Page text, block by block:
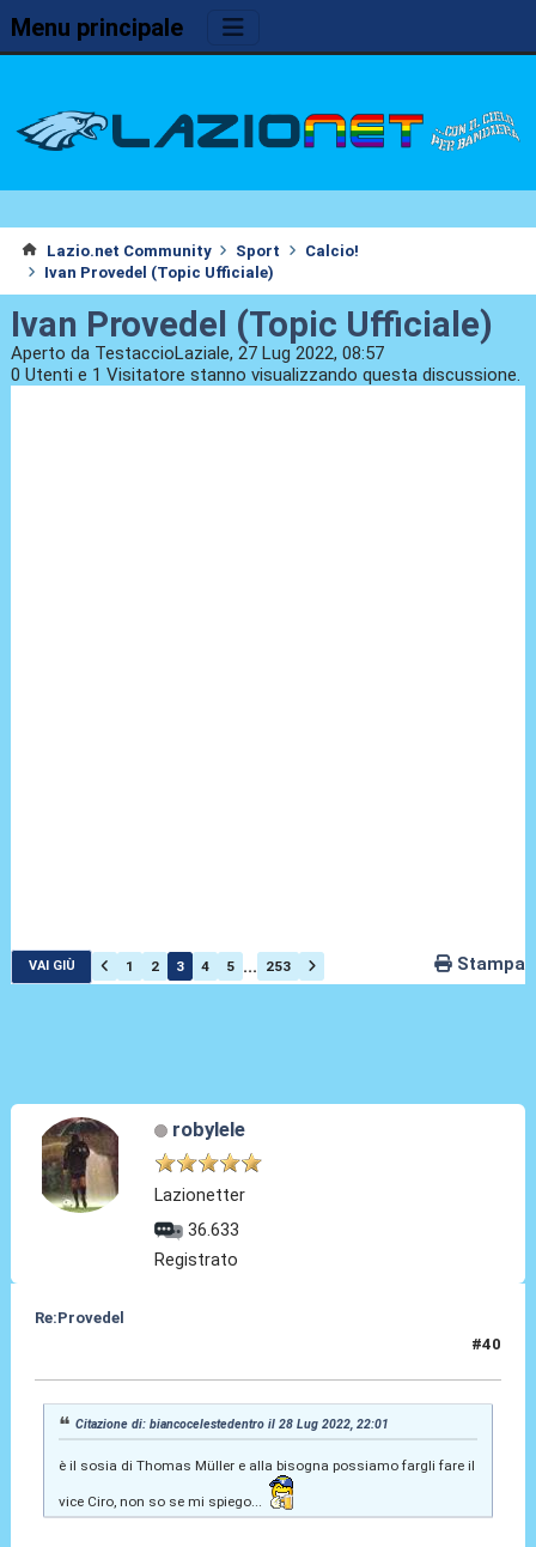
Menu principale
Lazio.net Community Sport
Calcio!
Ivan Provedel (Topic Ufficiale)
Ivan Provedel (Topic Ufficiale)
Aperto da TestaccioLaziale, 27 Lug 2022, 08:57
0 Utenti e 1 Visitatore stanno visualizzando questa discussione.
VAI GIÙ 1 2 3 4 5 ... 253 Stampa
robylele
Lazionetter
36.633
Registrato
Re:Provedel
#40
Citazione di: biancocelestedentro il 28 Lug 2022, 22:01
è il sosia di Thomas Müller e alla bisogna possiamo fargli fare il
vice Ciro, non so se mi spiego...